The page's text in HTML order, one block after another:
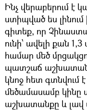
Ինչ վերաբերում է
ստիպված ես լինում
գիտեք, որ
ունի՝ ավելի քան
համար մեծ
պատշաճ
կնոջ հետ գտնվում
մեծամասամբ կինը
աշխատանքը և լավ